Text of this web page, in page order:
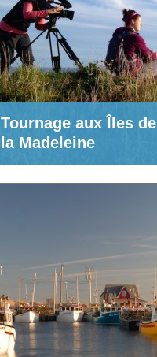
Tournage aux Îles de
la Madeleine